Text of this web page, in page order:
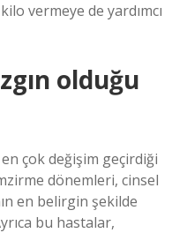
vermeye de yardımcı
olduğu
çok değişim geçirdiği
dönemleri, cinsel
en belirgin şekilde
bu hastalar,